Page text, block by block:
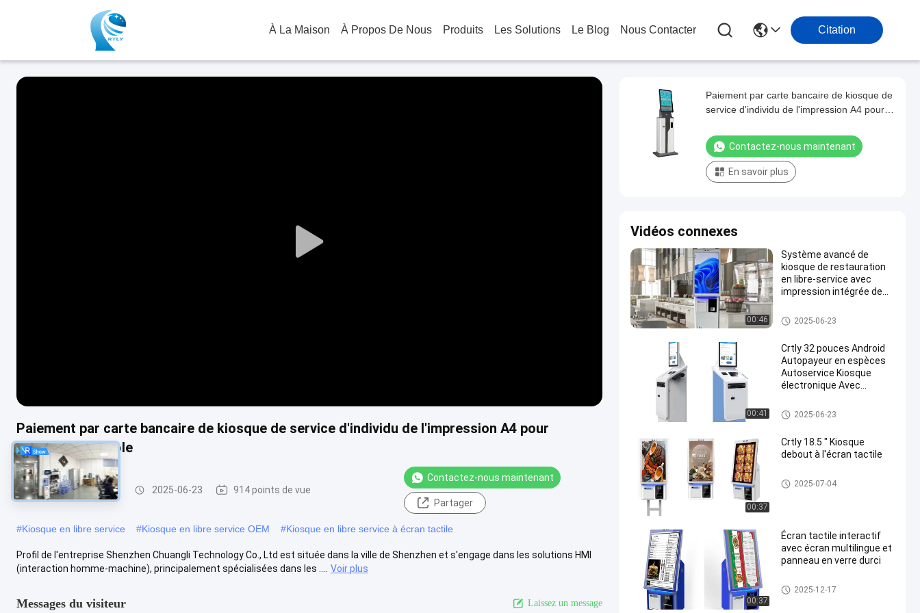
À La Maison À Propos De Nous Produits Les Solutions Le Blog Nous Contacter Citation
Play
Paiement par carte bancaire de kiosque de service d'individu de l'impression A4 pour
l'université d'école
Kiosque libre-service 2025-06-23 914 points de vue
Contactez-nous maintenant
Partager
#Kiosque en libre service #Kiosque en libre service OEM #Kiosque en libre service à écran tactile
Profil de l'entreprise Shenzhen Chuangli Technology Co., Ltd est située dans la ville de Shenzhen et s'engage dans les solutions HMI
(interaction homme-machine), principalement spécialisées dans les ....
Voir plus
Messages du visiteur Laissez un message
Paiement par carte bancaire de kiosque de
service d'individu de l'impression A4 pour
Contactez-nous maintenant
En savoir plus
Vidéos connexes
00:46
Système avancé de
kiosque de restauration
en libre-service avec
impression intégrée de
Kiosque libre-service
2025-06-23
00:41
Crtly 32 pouces Android
Autopayeur en espèces
Autoservice Kiosque
électronique Avec
Kiosque libre-service
2025-06-23
00:37
Crtly 18.5 " Kiosque
debout à l'écran tactile
Kiosque libre-service
2025-07-04
00:37
Écran tactile interactif
avec écran multilingue et
panneau en verre durci
Borne à écran tactile
2025-12-17